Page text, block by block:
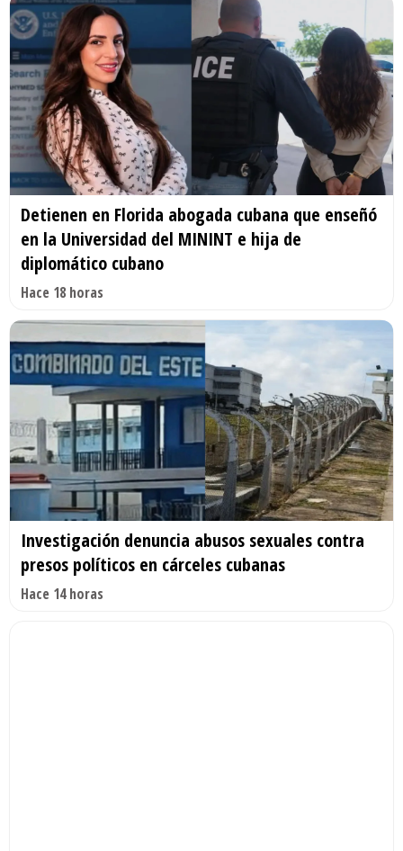
Detienen en Florida abogada cubana que enseñó
en la Universidad del MININT e hija de
diplomático cubano
Hace 18 horas
Investigación denuncia abusos sexuales contra
presos políticos en cárceles cubanas
Hace 14 horas